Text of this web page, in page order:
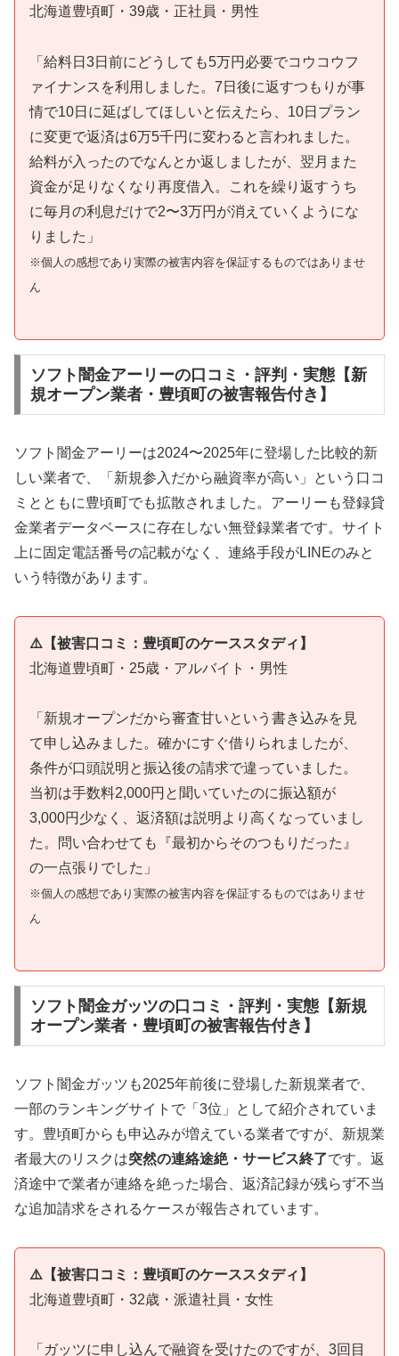
北海道豊頃町・39歳・正社員・男性
「給料日3日前にどうしても5万円必要でコウコウフ
ァイナンスを利用しました。7日後に返すつもりが事
情で10日に延ばしてほしいと伝えたら、10日プラン
に変更で返済は6万5千円に変わると言われました。
給料が入ったのでなんとか返しましたが、翌月また
資金が足りなくなり再度借入。これを繰り返すうち
に毎月の利息だけで2〜3万円が消えていくようにな
りました」
※個人の感想であり実際の被害内容を保証するものではありませ
ん
ソフト闇金アーリーの口コミ・評判・実態【新
規オープン業者・豊頃町の被害報告付き】
ソフト闇金アーリーは2024〜2025年に登場した比較的新
しい業者で、「新規参入だから融資率が高い」という口コ
ミとともに豊頃町でも拡散されました。アーリーも登録貸
金業者データベースに存在しない無登録業者です。サイト
上に固定電話番号の記載がなく、連絡手段がLINEのみと
いう特徴があります。
⚠️【被害口コミ：豊頃町のケーススタディ】
北海道豊頃町・25歳・アルバイト・男性
「新規オープンだから審査甘いという書き込みを見
て申し込みました。確かにすぐ借りられましたが、
条件が口頭説明と振込後の請求で違っていました。
当初は手数料2,000円と聞いていたのに振込額が
3,000円少なく、返済額は説明より高くなっていまし
た。問い合わせても『最初からそのつもりだった』
の一点張りでした」
※個人の感想であり実際の被害内容を保証するものではありませ
ん
ソフト闇金ガッツの口コミ・評判・実態【新規
オープン業者・豊頃町の被害報告付き】
ソフト闇金ガッツも2025年前後に登場した新規業者で、
一部のランキングサイトで「3位」として紹介されていま
す。豊頃町からも申込みが増えている業者ですが、新規業
者最大のリスクは突然の連絡途絶・サービス終了です。返
済途中で業者が連絡を絶った場合、返済記録が残らず不当
な追加請求をされるケースが報告されています。
⚠️【被害口コミ：豊頃町のケーススタディ】
北海道豊頃町・32歳・派遣社員・女性
「ガッツに申し込んで融資を受けたのですが、3回目